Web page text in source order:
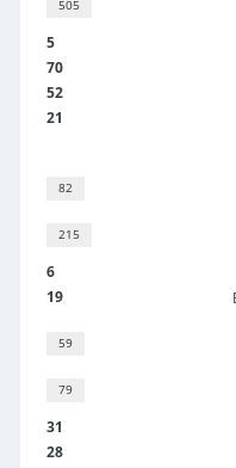
505
5
70
52
21
82
215
6
19
59
79
31
28